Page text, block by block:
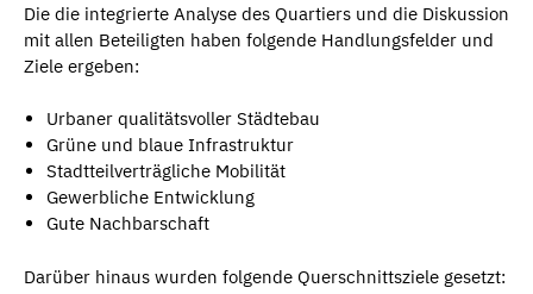
Die die integrierte Analyse des Quartiers und die Diskussion
mit allen Beteiligten haben folgende Handlungsfelder und
Ziele ergeben:
Urbaner qualitätsvoller Städtebau
Grüne und blaue Infrastruktur
Stadtteilverträgliche Mobilität
Gewerbliche Entwicklung
Gute Nachbarschaft
Darüber hinaus wurden folgende Querschnittsziele gesetzt: